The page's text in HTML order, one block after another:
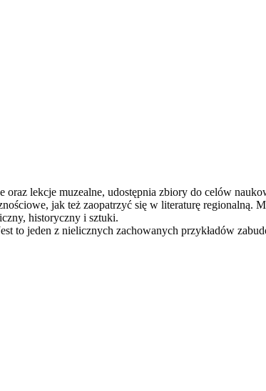
oraz lekcje muzealne, udostępnia zbiory do celów
jak też zaopatrzyć się w literaturę regionalną.
historyczny i sztuki.
to jeden z nielicznych zachowanych przykładów